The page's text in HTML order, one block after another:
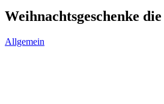
Weihnachtsgeschenke
Allgemein